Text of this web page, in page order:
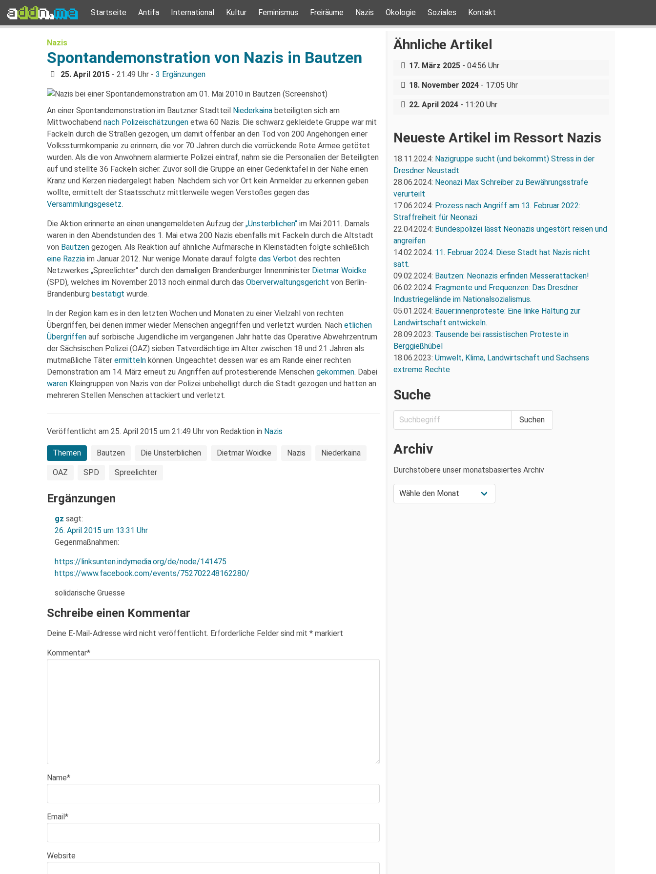
Startseite Antifa International Kultur Feminismus Freiräume Nazis Ökologie Soziales Kontakt
Nazis
Spontandemonstration von Nazis in Bautzen
25. April 2015 - 21:49 Uhr - 3 Ergänzungen
An einer Spontandemonstration im Bautzner Stadtteil Niederkaina beteiligten sich am
Mittwochabend nach Polizeischätzungen etwa 60 Nazis. Die schwarz gekleidete Gruppe war mit
Fackeln durch die Straßen gezogen, um damit offenbar an den Tod von 200 Angehörigen einer
Volkssturmkompanie zu erinnern, die vor 70 Jahren durch die vorrückende Rote Armee getötet
wurden. Als die von Anwohnern alarmierte Polizei eintraf, nahm sie die Personalien der Beteiligten
auf und stellte 36 Fackeln sicher. Zuvor soll die Gruppe an einer Gedenktafel in der Nähe einen
Kranz und Kerzen niedergelegt haben. Nachdem sich vor Ort kein Anmelder zu erkennen geben
wollte, ermittelt der Staatsschutz mittlerweile wegen Verstoßes gegen das
Versammlungsgesetz.
Die Aktion erinnerte an einen unangemeldeten Aufzug der „Unsterblichen“ im Mai 2011. Damals
waren in den Abendstunden des 1. Mai etwa 200 Nazis ebenfalls mit Fackeln durch die Altstadt
von Bautzen gezogen. Als Reaktion auf ähnliche Aufmärsche in Kleinstädten folgte schließlich
eine Razzia im Januar 2012. Nur wenige Monate darauf folgte das Verbot des rechten
Netzwerkes „Spreelichter“ durch den damaligen Brandenburger Innenminister Dietmar Woidke
(SPD), welches im November 2013 noch einmal durch das Oberverwaltungsgericht von Berlin-
Brandenburg bestätigt wurde.
In der Region kam es in den letzten Wochen und Monaten zu einer Vielzahl von rechten
Übergriffen, bei denen immer wieder Menschen angegriffen und verletzt wurden. Nach etlichen
Übergriffen auf sorbische Jugendliche im vergangenen Jahr hatte das Operative Abwehrzentrum
der Sächsischen Polizei (OAZ) sieben Tatverdächtige im Alter zwischen 18 und 21 Jahren als
mutmaßliche Täter ermitteln können. Ungeachtet dessen war es am Rande einer rechten
Demonstration am 14. März erneut zu Angriffen auf protestierende Menschen gekommen. Dabei
waren Kleingruppen von Nazis von der Polizei unbehelligt durch die Stadt gezogen und hatten an
mehreren Stellen Menschen attackiert und verletzt.
Veröffentlicht am 25. April 2015 um 21:49 Uhr von Redaktion in Nazis
Themen Bautzen Die Unsterblichen Dietmar Woidke Nazis Niederkaina
OAZ SPD Spreelichter
Ergänzungen
gz sagt:
26. April 2015 um 13:31 Uhr
Gegenmaßnahmen:
https://linksunten.indymedia.org/de/node/141475
https://www.facebook.com/events/752702248162280/
solidarische Gruesse
Schreibe einen Kommentar
Deine E-Mail-Adresse wird nicht veröffentlicht. Erforderliche Felder sind mit * markiert
Kommentar*
Name*
Email*
Website
Ähnliche Artikel
Über eine AfD-Rede zum
Holocaustgedenktag in Coswig bei
Dresden
17. März 2025- 04:56 Uhr
Nazigruppe sucht (und bekommt)
Stress in der Dresdner Neustadt
18. November 2024- 17:05 Uhr
Bundespolizei lässt Neonazis
ungestört reisen und angreifen
22. April 2024- 11:20 Uhr
Neueste Artikel im Ressort Nazis
18.11.2024: Nazigruppe sucht (und bekommt) Stress in der
Dresdner Neustadt
28.06.2024: Neonazi Max Schreiber zu Bewährungsstrafe
verurteilt
17.06.2024: Prozess nach Angriff am 13. Februar 2022:
Straffreiheit für Neonazi
22.04.2024: Bundespolizei lässt Neonazis ungestört reisen und
angreifen
14.02.2024: 11. Februar 2024: Diese Stadt hat Nazis nicht
satt.
09.02.2024: Bautzen: Neonazis erfinden Messerattacken!
06.02.2024: Fragmente und Frequenzen: Das Dresdner
Industriegelände im Nationalsozialismus.
05.01.2024: Bäuer:innenproteste: Eine linke Haltung zur
Landwirtschaft entwickeln.
28.09.2023: Tausende bei rassistischen Proteste in
Berggießhübel
18.06.2023: Umwelt, Klima, Landwirtschaft und Sachsens
extreme Rechte
Suche
Archiv
Durchstöbere unser monatsbasiertes Archiv